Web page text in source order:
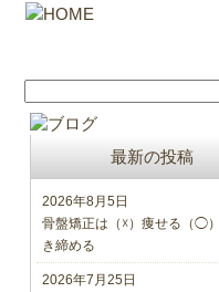
最新の投稿
2026年8月5日
骨盤矯正は（☓）痩せる（◯）
き締める
2026年7月25日